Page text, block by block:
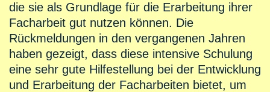
die sie als Grundlage für die Erarbeitung ihrer
Facharbeit gut nutzen können. Die
Rückmeldungen in den vergangenen Jahren
haben gezeigt, dass diese intensive Schulung
eine sehr gute Hilfestellung bei der Entwicklung
und Erarbeitung der Facharbeiten bietet, um